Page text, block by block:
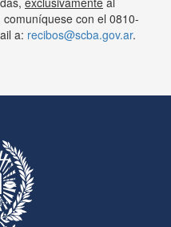
con el 0810-
a: recibos@scba.gov.ar.